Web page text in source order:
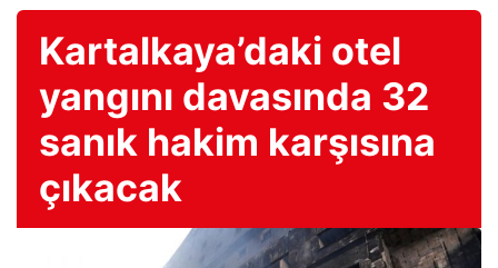
Kartalkaya’daki otel
yangını davasında 32
sanık hakim karşısına
çıkacak